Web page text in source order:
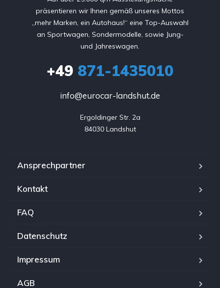
präsentieren wir Ihnen gemäß unseres Mottos
„mehr Marken, ein Autohaus!“ eine Top-Auswahl
an Sportwagen, Sondermodelle, sowie Jung-
und Jahreswagen.
+49 871-1435010
info@eurocar-landshut.de
Ergoldinger Str. 2a
84030 Landshut
Ansprechpartner
Kontakt
FAQ
Datenschutz
Impressum
AGB